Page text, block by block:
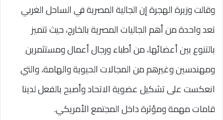
وقالت وزيرة الهجرة إن الجالية المصرية في الساحل الغربي
تعد واحدة من أهم الجاليات المصرية بالخارج، حيث تتميز
بالتنوع بين أعضائها، من أطباء ورجال أعمال ومستثمرين
ومهندسين وغيرهم من المجالات الحيوية والهامة، والتي
انعكست على تشكيل عضوية الاتحاد وأصبح بالفعل لدينا
قامات مهمة ومؤثرة داخل المجتمع الأمريكي.